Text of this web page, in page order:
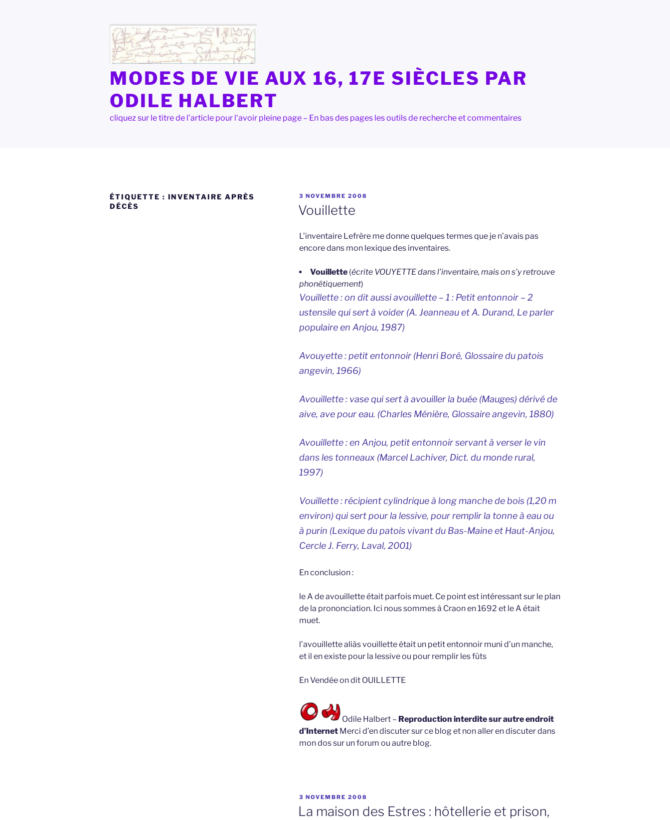
MODES DE VIE AUX 16, 17E SIÈCLES PAR
ODILE HALBERT
cliquez sur le titre de l'article pour l'avoir pleine page – En bas des pages les outils de recherche et commentaires
ÉTIQUETTE : INVENTAIRE APRÈS
DÉCÈS
PUBLIÉ
LE
3 NOVEMBRE 2008
Vouillette
L’inventaire Lefrère me donne quelques termes que je n’avais pas
encore dans mon lexique des inventaires.
Vouillette(écrite VOUYETTE dans l’inventaire, mais on s’y retrouve
phonétiquement)
Vouillette : on dit aussi avouillette – 1 : Petit entonnoir – 2
ustensile qui sert à voider (A. Jeanneau et A. Durand, Le parler
populaire en Anjou, 1987)
Avouyette : petit entonnoir (Henri Boré, Glossaire du patois
angevin, 1966)
Avouillette : vase qui sert à avouiller la buée (Mauges) dérivé de
aive, ave pour eau. (Charles Ménière, Glossaire angevin, 1880)
Avouillette : en Anjou, petit entonnoir servant à verser le vin
dans les tonneaux (Marcel Lachiver, Dict. du monde rural,
1997)
Vouillette : récipient cylindrique à long manche de bois (1,20 m
environ) qui sert pour la lessive, pour remplir la tonne à eau ou
à purin (Lexique du patois vivant du Bas-Maine et Haut-Anjou,
Cercle J. Ferry, Laval, 2001)
En conclusion :
le A de avouillette était parfois muet. Ce point est intéressant sur le plan
de la prononciation. Ici nous sommes à Craon en 1692 et le A était
muet.
l’avouillette aliàs vouillette était un petit entonnoir muni d’un manche,
et il en existe pour la lessive ou pour remplir les fûts
En Vendée on dit OUILLETTE
Odile Halbert – Reproduction interdite sur autre endroit
d’Internet Merci d’en discuter sur ce blog et non aller en discuter dans
mon dos sur un forum ou autre blog.
PUBLIÉ
LE
3 NOVEMBRE 2008
La maison des Estres : hôtellerie et prison,